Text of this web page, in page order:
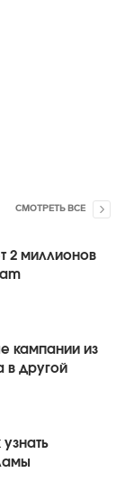
СМОТРЕТЬ ВСЕ
2 миллионов
кампании из
в другой
узнать